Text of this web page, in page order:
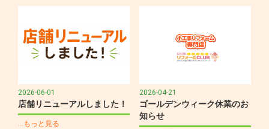
2026-06-01
店舗リニューアルしました！
…もっと見る
2026-04-21
ゴールデンウィーク休業のお
知らせ